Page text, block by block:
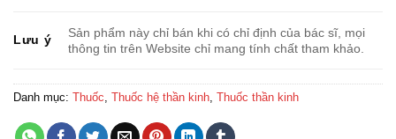
Lưu ý
Sản phẩm này chỉ bán khi có chỉ định của bác sĩ, mọi
thông tin trên Website chỉ mang tính chất tham khảo.
Danh mục: Thuốc Thuốc hệ thần kinh Thuốc thần kinh